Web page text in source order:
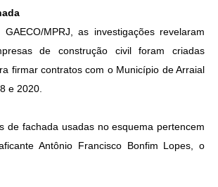
MPRJ, as investigações revelaram
de construção civil foram criadas
firmar contratos com o Município de Arraial
e 2020.
de fachada usadas no esquema pertencem
Antônio Francisco Bonfim Lopes, o